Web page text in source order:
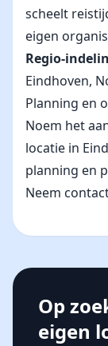
scheelt
eigen
Regio-
Eindhoven,
Planning en
Noem het
locatie in
planning en
Neem
Op
eigen